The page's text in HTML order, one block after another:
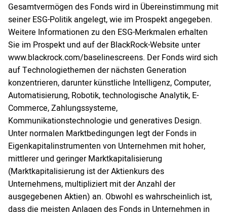
Gesamtvermögen des Fonds wird in Übereinstimmung mit
seiner ESG-Politik angelegt, wie im Prospekt angegeben.
Weitere Informationen zu den ESG-Merkmalen erhalten
Sie im Prospekt und auf der BlackRock-Website unter
www.blackrock.com/baselinescreens. Der Fonds wird sich
auf Technologiethemen der nächsten Generation
konzentrieren, darunter künstliche Intelligenz, Computer,
Automatisierung, Robotik, technologische Analytik, E-
Commerce, Zahlungssysteme,
Kommunikationstechnologie und generatives Design.
Unter normalen Marktbedingungen legt der Fonds in
Eigenkapitalinstrumenten von Unternehmen mit hoher,
mittlerer und geringer Marktkapitalisierung
(Marktkapitalisierung ist der Aktienkurs des
Unternehmens, multipliziert mit der Anzahl der
ausgegebenen Aktien) an. Obwohl es wahrscheinlich ist,